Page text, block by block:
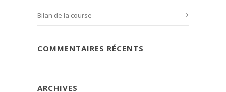
Bilan de la course
COMMENTAIRES RÉCENTS
ARCHIVES